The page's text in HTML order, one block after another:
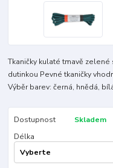
Tkaničky kulaté tmavě
dutinkou Pevné tkaničky
Výběr barev: černá, hnědá,
Dostupnost
Skladem
Délka